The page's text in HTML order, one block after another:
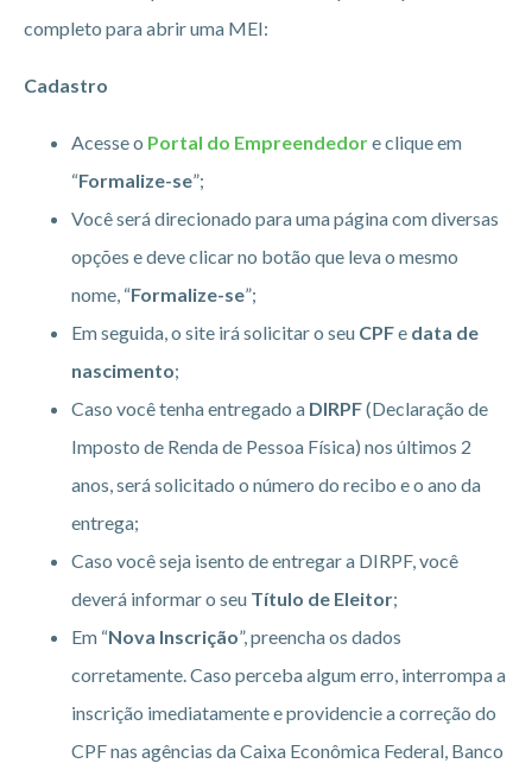
completo para abrir uma MEI:
Cadastro
Acesse o Portal do Empreendedore clique em
“Formalize-se”;
Você será direcionado para uma página com diversas
opções e deve clicar no botão que leva o mesmo
nome, “Formalize-se”;
Em seguida, o site irá solicitar o seu CPFe data de
nascimento;
Caso você tenha entregado a DIRPF(Declaração de
Imposto de Renda de Pessoa Física) nos últimos 2
anos, será solicitado o número do recibo e o ano da
entrega;
Caso você seja isento de entregar a DIRPF, você
deverá informar o seu Título de Eleitor;
Em “Nova Inscrição”, preencha os dados
corretamente. Caso perceba algum erro, interrompa a
inscrição imediatamente e providencie a correção do
CPF nas agências da Caixa Econômica Federal, Banco